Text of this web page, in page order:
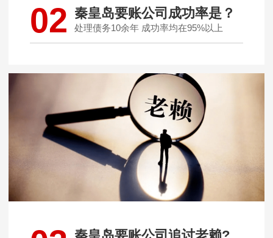
02 秦皇岛要账公司成功率是？
处理债务10余年 成功率均在95%以上